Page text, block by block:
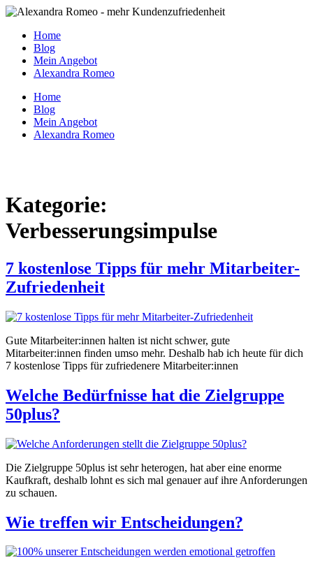
Zum
springenHome
Blog
Mein Angebot
Alexandra Romeo
Home
Blog
Mein Angebot
Alexandra Romeo
Kategorie:
Verbesserungsimpulse
7 kostenlose Tipps für mehr Mitarbeiter-
Zufriedenheit
Gute Mitarbeiter:innen halten ist nicht schwer, gute
Mitarbeiter:innen finden umso mehr. Deshalb hab ich heute für dich
7 kostenlose Tipps für zufriedenere Mitarbeiter:innen
Welche Bedürfnisse hat die Zielgruppe
50plus?
Die Zielgruppe 50plus ist sehr heterogen, hat aber eine enorme
Kaufkraft, deshalb lohnt es sich mal genauer auf ihre Anforderungen
zu schauen.
Wie treffen wir Entscheidungen?